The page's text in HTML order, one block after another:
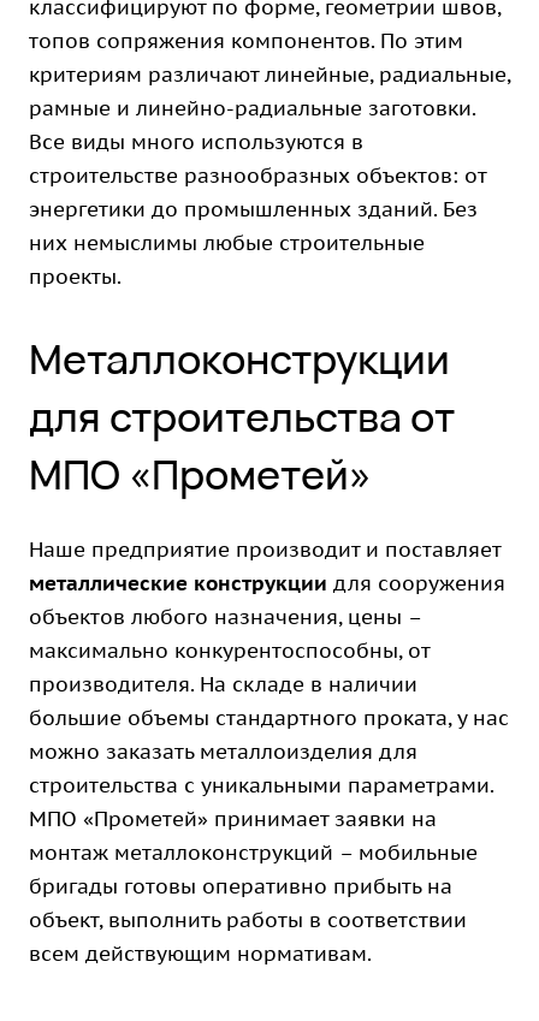
классифицируют по форме, геометрии швов,
топов сопряжения компонентов. По этим
критериям различают линейные, радиальные,
рамные и линейно-радиальные заготовки.
Все виды много используются в
строительстве разнообразных объектов: от
энергетики до промышленных зданий. Без
них немыслимы любые строительные
проекты.
Металлоконструкции
для строительства от
МПО «Прометей»
Наше предприятие производит и поставляет
металлические конструкции для сооружения
объектов любого назначения, цены –
максимально конкурентоспособны, от
производителя. На складе в наличии
большие объемы стандартного проката, у нас
можно заказать металлоизделия для
строительства с уникальными параметрами.
МПО «Прометей» принимает заявки на
монтаж металлоконструкций – мобильные
бригады готовы оперативно прибыть на
объект, выполнить работы в соответствии
всем действующим нормативам.